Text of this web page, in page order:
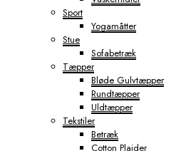
Sport
Yogamåtter
Stue
Sofabetræk
Tæpper
Bløde Gulvtæpper
Rundtæpper
Uldtæpper
Tekstiler
Betræk
Cotton Plaider